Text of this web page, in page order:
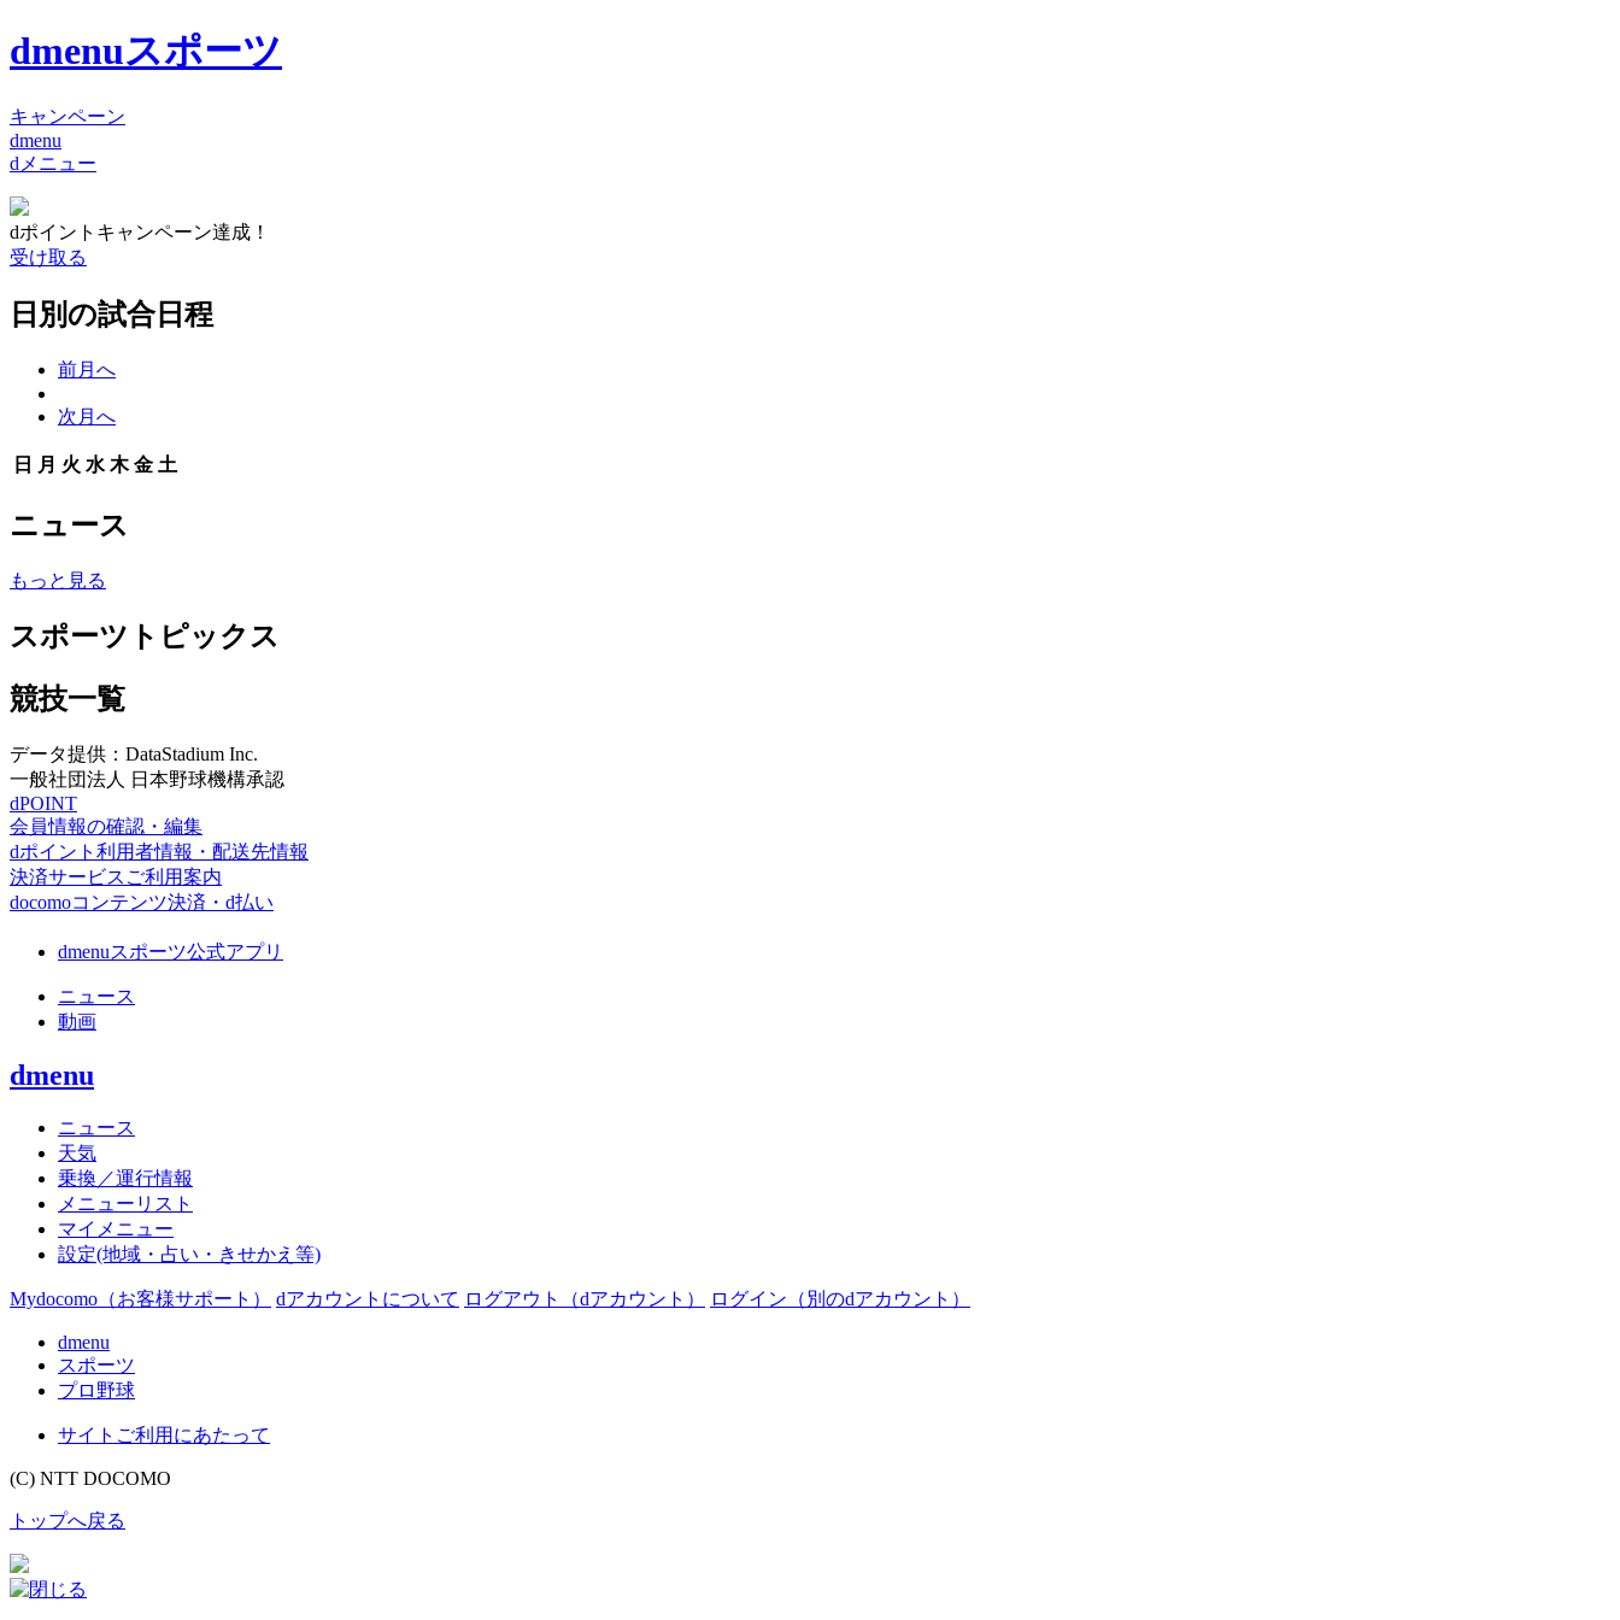
dmenuスポーツ
キャンペーン
dmenu
dメニュー
dポイントキャンペーン達成！
受け取る
日別の試合日程
前月へ
次月へ
日 月 火 水 木 金 土
ニュース
もっと見る
スポーツトピックス
競技一覧
データ提供：DataStadium Inc.
一般社団法人 日本野球機構承認
dPOINT
会員情報の確認・編集
dポイント利用者情報・配送先情報
決済サービスご利用案内
docomoコンテンツ決済・d払い
dmenuスポーツ公式アプリ
ニュース
動画
dmenu
ニュース
天気
乗換／運行情報
メニューリスト
マイメニュー
設定(地域・占い・きせかえ等)
Mydocomo （お客様サポート） dアカウントについて ログアウト（dアカウント） ログイン（別のdアカウント）
dmenu
スポーツ
プロ野球
サイトご利用にあたって
(C) NTT DOCOMO
トップへ戻る